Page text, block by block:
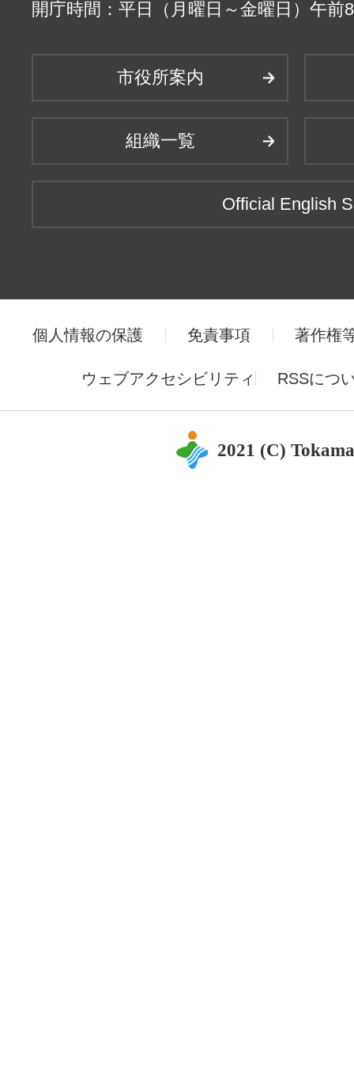
開庁時間：平日（月曜日～金曜日）午前
市役所案内
組織一覧
Official English
個人情報の保護 免責事項 著作権
ウェブアクセシビリティ RSSにつ
2021 (C)